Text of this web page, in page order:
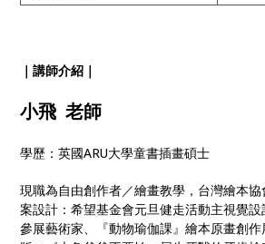
｜講師介紹｜
小飛 老師
學歷：英國ARU大學童書插畫碩士
現職為自由創作者／繪畫教學，台灣繪本
案設計：希望基金會元旦健走活動主視覺
參展藝術家、『動物瑜伽課』繪本原畫創作